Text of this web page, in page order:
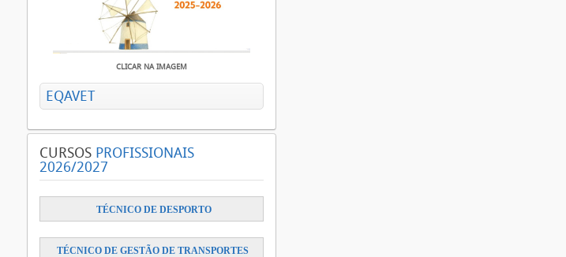
CLICAR NA IMAGEM
EQAVET
CURSOS PROFISSIONAIS
2026/2027
TÉCNICO DE DESPORTO
TÉCNICO DE GESTÃO DE TRANSPORTES